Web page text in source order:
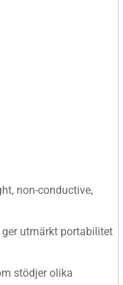
non-conductive,
ger utmärkt portabilitet
stödjer olika